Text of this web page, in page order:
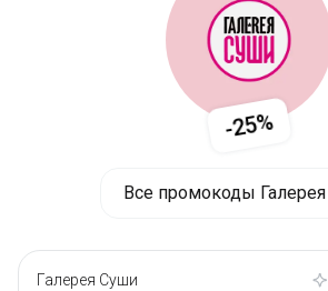
-25%
Все промокоды
Галерея Суши